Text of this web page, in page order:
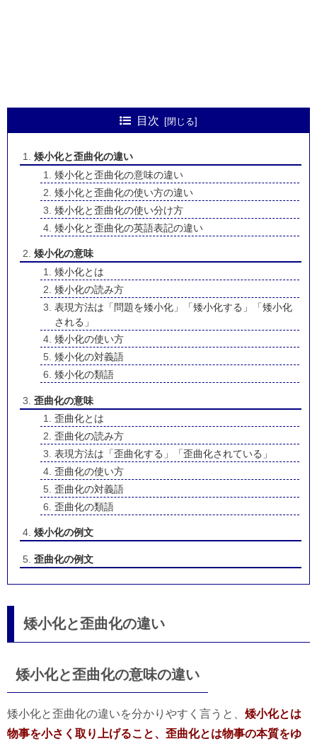
目次
矮小化と歪曲化の違い
矮小化と歪曲化の意味の違い
矮小化と歪曲化の使い方の違い
矮小化と歪曲化の使い分け方
矮小化と歪曲化の英語表記の違い
矮小化の意味
矮小化とは
矮小化の読み方
表現方法は「問題を矮小化」「矮小化する」「矮小化
される」
矮小化の使い方
矮小化の対義語
矮小化の類語
歪曲化の意味
歪曲化とは
歪曲化の読み方
表現方法は「歪曲化する」「歪曲化されている」
歪曲化の使い方
歪曲化の対義語
歪曲化の類語
矮小化の例文
歪曲化の例文
矮小化と歪曲化の違い
矮小化と歪曲化の意味の違い
矮小化と歪曲化の違いを分かりやすく言うと、 矮小化とは
物事を小さく取り上げること、歪曲化とは物事の本質をゆ